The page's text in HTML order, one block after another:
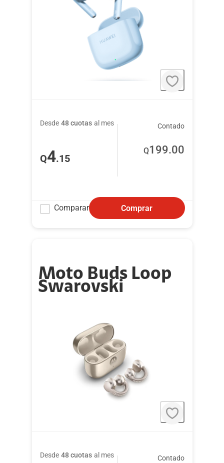
Desde 48 cuotas al mes
Q4.15
Contado
Q199.00
Comparar Comprar
Moto Buds Loop
Swarovski
Desde 48 cuotas al mes Contado